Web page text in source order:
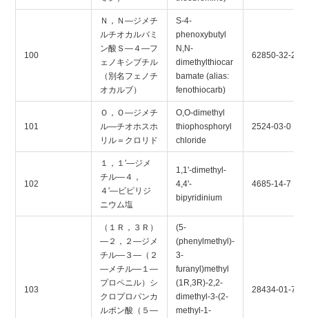
100
Ｎ，Ｎ―ジメチ
ルチオカルバミ
ン酸Ｓ―４―フ
ェノキシブチル
（別名フェノチ
オカルブ）
S-4-
phenoxybutyl
N,N-
dimethylthiocar
bamate (alias:
fenothiocarb)
62850-32-2
101
Ｏ，Ｏ―ジメチ
ル―チオホスホ
リル＝クロリド
O,O-dimethyl
thiophosphoryl
chloride
2524-03-0
102
１，１′―ジメ
チル―４，
４′―ビピリジ
ニウム塩
1,1'-dimethyl-
4,4'-
bipyridinium
4685-14-7
103
（１Ｒ，３Ｒ）
―２，２―ジメ
チル―３―（２
―メチル―１―
プロペニル）シ
クロプロパンカ
ルボン酸（５―
(5-
(phenylmethyl)-
3-
furanyl)methyl
(1R,3R)-2,2-
dimethyl-3-(2-
methyl-1-
28434-01-7